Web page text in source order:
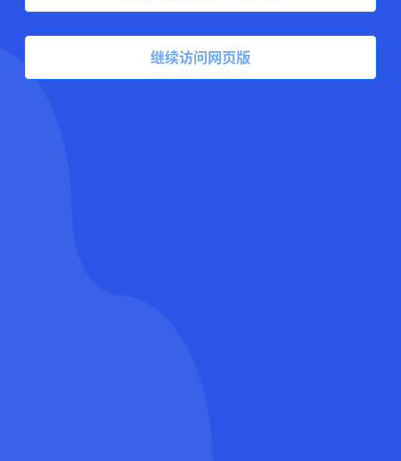
继续访问网页版